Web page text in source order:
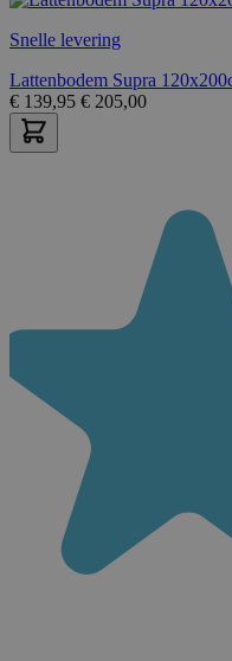
Snelle levering
Lattenbodem Supra
€ 139,95 € 205,00